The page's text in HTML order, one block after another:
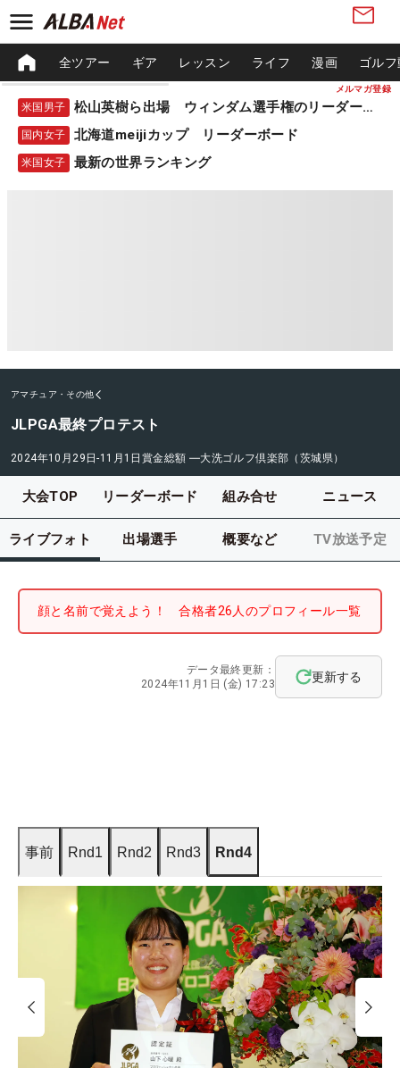
メルマガ登録
全ツアー ギア レッスン ライフ 漫画 ゴル
米国男子 松山英樹ら出場 ウィンダム選手権のリーダーボード
国内女子 北海道meijiカップ リーダーボード
米国女子 最新の世界ランキング
アマチュア・その他
JLPGA最終プロテスト
2024年10月29日-11月1日 賞金総額 ―大洗ゴルフ倶楽部（茨城県）
大会TOP リーダーボード 組み合せ ニュース
ライブフォト 出場選手 概要など TV放送予定
顔と名前で覚えよう！ 合格者26人のプロフィール一覧
データ最終更新：
2024年11月1日 (金) 17:23
更新する
事前 Rnd1 Rnd2 Rnd3 Rnd4